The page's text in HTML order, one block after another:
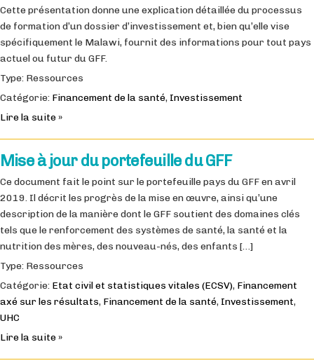
Cette présentation donne une explication détaillée du processus
de formation d’un dossier d’investissement et, bien qu’elle vise
spécifiquement le Malawi, fournit des informations pour tout pays
actuel ou futur du GFF.
Type: Ressources
Catégorie: Financement de la santé, Investissement
Lire la suite »
Mise à jour du portefeuille du GFF
Ce document fait le point sur le portefeuille pays du GFF en avril
2019. Il décrit les progrès de la mise en œuvre, ainsi qu’une
description de la manière dont le GFF soutient des domaines clés
tels que le renforcement des systèmes de santé, la santé et la
nutrition des mères, des nouveau-nés, des enfants […]
Type: Ressources
Catégorie: Etat civil et statistiques vitales (ECSV), Financement
axé sur les résultats, Financement de la santé, Investissement,
UHC
Lire la suite »